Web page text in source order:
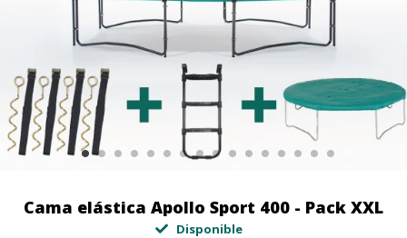
Cama elástica Apollo Sport 400 - Pack XXL
Disponible